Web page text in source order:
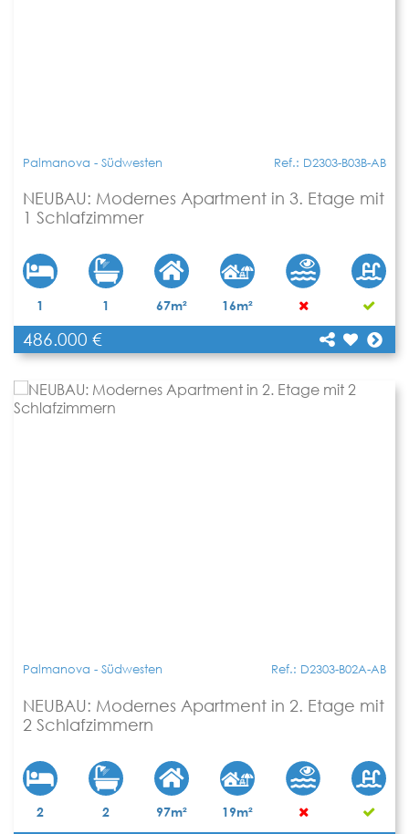
Palmanova - Südwesten Ref.: D2303-B03B-AB
NEUBAU: Modernes Apartment in 3. Etage mit
1 Schlafzimmer
1 1 67m² 16m²
486.000 €[shariff title="NEUBAU: Modernes Apartment in 3.
Etage mit 1 Schlafzimmer"
neubau-modernes-apartment-in-3/"]
Palmanova - Südwesten Ref.: D2303-B02A-AB
NEUBAU: Modernes Apartment in 2. Etage mit
2 Schlafzimmern
2 2 97m² 19m²